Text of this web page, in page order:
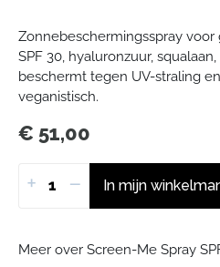
Zonnebeschermingsspray
SPF 30, hyaluronzuur,
beschermt tegen UV-straling
veganistisch.
€ 51,00
+ − In mijn
Meer over Screen-Me Spray